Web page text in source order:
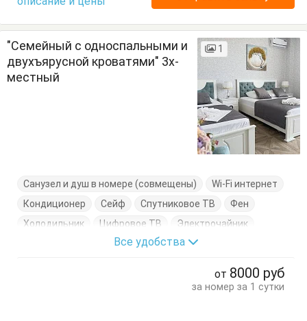
"Семейный с односпальными и
двухъярусной кроватями" 3х-
местный
1
Санузел и душ в номере (совмещены)
Wi-Fi интернет
Кондиционер
Сейф Спутниковое ТВ
Фен
Холодильник
Цифровое ТВ
Электрочайник
Двухэтажная кровать
Туалетный столик
Тумбочки
Все удобства
от 8000 руб
за номер за 1 сутки